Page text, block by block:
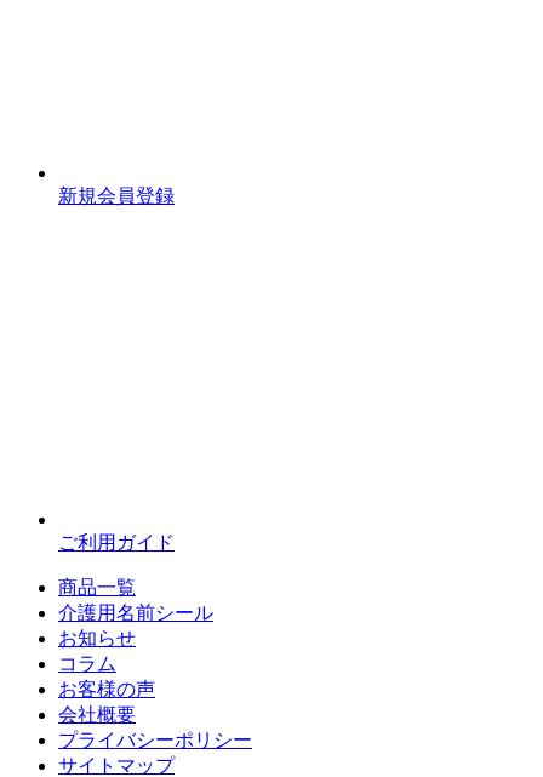
新規会員登録
ご利用ガイド
商品一覧
介護用名前シール
お知らせ
コラム
お客様の声
会社概要
プライバシーポリシー
サイトマップ